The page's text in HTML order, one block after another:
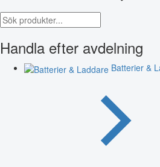
Handla efter avdelning
Batterier &